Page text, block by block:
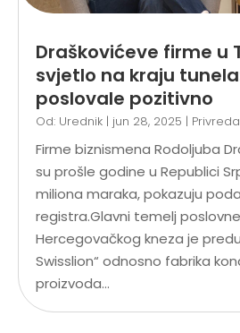
Draškovićeve firme u
svjetlo na kraju
poslovale pozitivno
Od: Urednik | jun 28, 2025 | Privreda
Firme biznismena Rodoljuba
su prošle godine u Republici
miliona maraka, pokazuju
registra.Glavni temelj
Hercegovačkog kneza je
Swisslion“ odnosno fabrika
proizvoda...